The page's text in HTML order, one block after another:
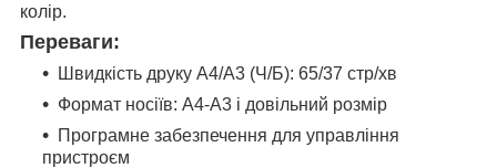
колір.
Переваги:
Швидкість друку A4/A3 (Ч/Б): 65/37 стр/хв
Формат носіїв: A4-A3 і довільний розмір
Програмне забезпечення для управління
пристроєм